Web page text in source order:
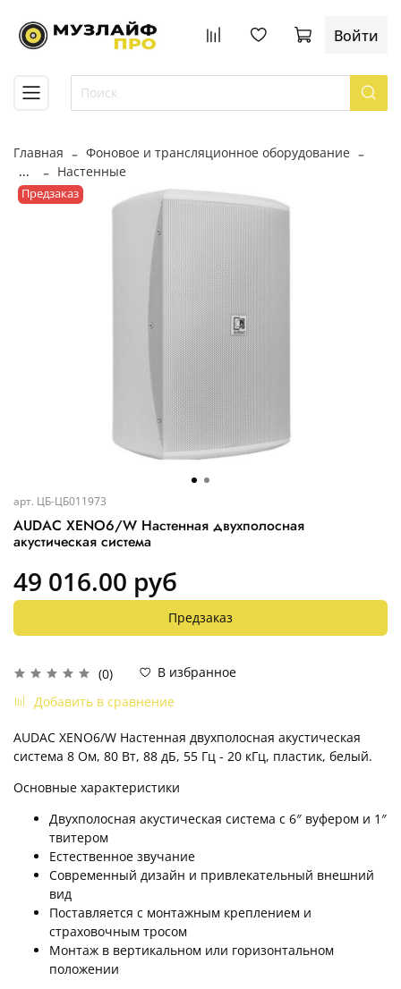
Войти
Главная
Фоновое и трансляционное оборудование
...
Настенные
Предзаказ
арт. ЦБ-ЦБ011973
AUDAC XENO6/W Настенная двухполосная
акустическая система
(0)
В избранное
Добавить в сравнение
49 016.00 руб
Предзаказ
AUDAC XENO6/W Настенная двухполосная акустическая
система 8 Ом, 80 Вт, 88 дБ, 55 Гц - 20 кГц, пластик, белый.
Основные характеристики
Двухполосная акустическая система с 6″ вуфером и 1″
твитером
Естественное звучание
Современный дизайн и привлекательный внешний
вид
Поставляется с монтажным креплением и
страховочным тросом
Монтаж в вертикальном или горизонтальном
положении